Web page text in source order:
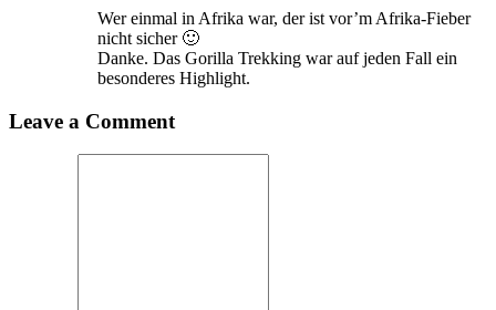
Wer einmal in Afrika war, der ist vor’m Afrika-Fieber
nicht sicher 🙂
Danke. Das Gorilla Trekking war auf jeden Fall ein
besonderes Highlight.
Leave a Comment